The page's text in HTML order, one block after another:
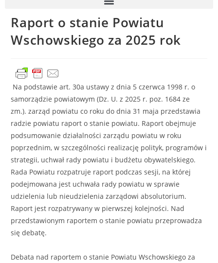
Raport o stanie Powiatu
Wschowskiego za 2025 rok
Na podstawie art. 30a ustawy z dnia 5 czerwca 1998 r. o
samorządzie powiatowym (Dz. U. z 2025 r. poz. 1684 ze
zm.). zarząd powiatu co roku do dnia 31 maja przedstawia
radzie powiatu raport o stanie powiatu. Raport obejmuje
podsumowanie działalności zarządu powiatu w roku
poprzednim, w szczególności realizację polityk, programów i
strategii, uchwał rady powiatu i budżetu obywatelskiego.
Rada Powiatu rozpatruje raport podczas sesji, na której
podejmowana jest uchwała rady powiatu w sprawie
udzielenia lub nieudzielenia zarządowi absolutorium.
Raport jest rozpatrywany w pierwszej kolejności. Nad
przedstawionym raportem o stanie powiatu przeprowadza
się debatę.
Debata nad raportem o stanie Powiatu Wschowskiego za